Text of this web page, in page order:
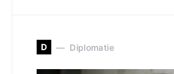
D Diplomatie